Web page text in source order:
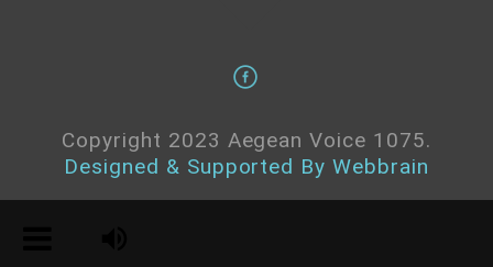
Copyright 2023 Aegean Voice 1075.
Designed & Supported By Webbrain